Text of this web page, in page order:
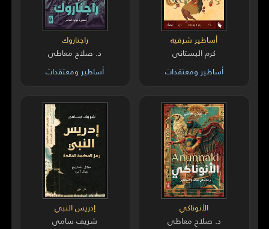
أساطير شرقية
كرم البستاني
أساطير ومعتقدات
راجناروك
د. صلاح معاطي
أساطير ومعتقدات
الأنوناكي
د. صلاح معاطي
إدريس النبي
شريف سامي